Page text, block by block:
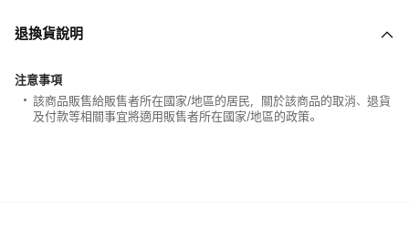
退換貨說明
注意事項
該商品販售給販售者所在國家/地區的居民，關於該商品的取消、退貨
及付款等相關事宜將適用販售者所在國家/地區的政策。